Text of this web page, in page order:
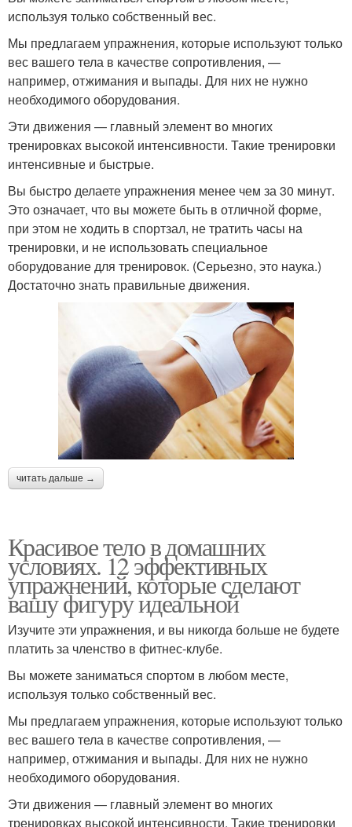
используя только собственный вес.
Мы предлагаем упражнения, которые используют только
вес вашего тела в качестве сопротивления, —
например, отжимания и выпады. Для них не нужно
необходимого оборудования.
Эти движения — главный элемент во многих
тренировках высокой интенсивности. Такие тренировки
интенсивные и быстрые.
Вы быстро делаете упражнения менее чем за 30 минут.
Это означает, что вы можете быть в отличной форме,
при этом не ходить в спортзал, не тратить часы на
тренировки, и не использовать специальное
оборудование для тренировок. (Серьезно, это наука.)
Достаточно знать правильные движения.
читать дальше →
Красивое тело в домашних
условиях. 12 эффективных
упражнений, которые сделают
вашу фигуру идеальной
Изучите эти упражнения, и вы никогда больше не будете
платить за членство в фитнес-клубе.
Вы можете заниматься спортом в любом месте,
используя только собственный вес.
Мы предлагаем упражнения, которые используют только
вес вашего тела в качестве сопротивления, —
например, отжимания и выпады. Для них не нужно
необходимого оборудования.
Эти движения — главный элемент во многих
тренировках высокой интенсивности. Такие тренировки